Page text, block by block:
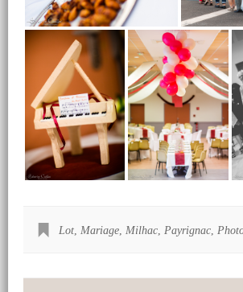
Lot,Mariage,Milhac,Payrignac,